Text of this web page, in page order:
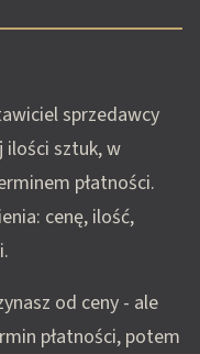
sprzedawcy
ilości sztuk, w
płatności.
cenę, ilość,
od ceny - ale
płatności, potem